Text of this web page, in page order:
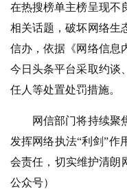
在热搜榜单主榜呈现不
相关话题，破坏网络生
信办，依据《网络信息
今日头条平台采取约谈
任人等处置处罚措施。
网信部门将持续聚焦
发挥网络执法“利剑”作
会责任，切实维护清朗
公众号）